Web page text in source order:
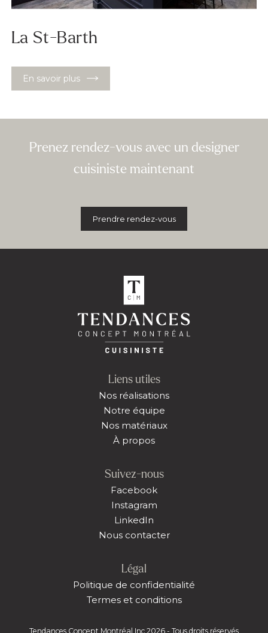
La St-Barth
En savoir plus
Prenez rendez-vous avec un designer
cuisiniste maintenant
Prendre rendez-vous
Liens utiles
Nos réalisations
Notre équipe
Nos matériaux
À propos
Suivez-nous
Facebook
Instagram
LinkedIn
Nous contacter
Légal
Politique de confidentialité
Termes et conditions
Tendances Concept Montréal Inc 2026 - Tous droits réservés